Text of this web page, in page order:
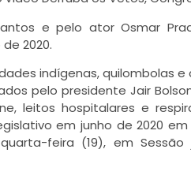
e pelo ator Osmar
2020.
indígenas, quilombolas
pelo presidente Jair
leitos hospitalares e
em junho de 2020
feira (19), em